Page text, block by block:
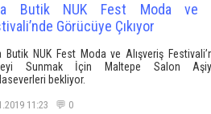
Butik NUK Fest Moda ve
Görücüye Çıkıyor
Butik NUK Fest Moda ve Alışveriş
Sunmak İçin Maltepe Salon
bekliyor.
11:23 💬 0